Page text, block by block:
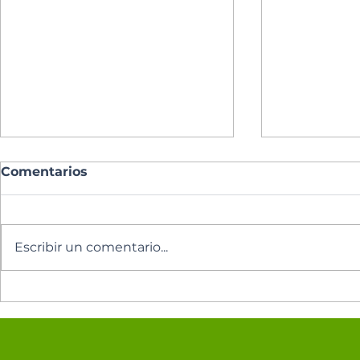
Espíritu Santo 🕊️
Espíritu
Comentarios
Escribir un comentario...